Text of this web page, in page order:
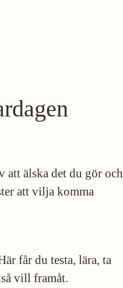
att älska det du gör och
att vilja komma
får du testa, lära, ta
vill framåt.